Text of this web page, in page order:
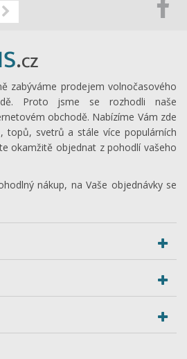
zabýváme prodejem volnočasového
Proto jsme se rozhodli naše
obchodě. Nabízíme Vám zde
topů, svetrů a stále více populárních
okamžitě objednat z pohodlí vašeho
nákup, na Vaše objednávky se